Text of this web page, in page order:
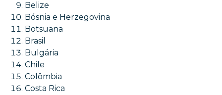
Belize
Bósnia e Herzegovina
Botsuana
Brasil
Bulgária
Chile
Colômbia
Costa Rica